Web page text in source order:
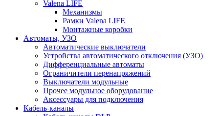
Valena LIFE
Механизмы
Рамки Valena LIFE
Монтажные коробки
Автоматы, УЗО
Автоматические выключатели
Устройства автоматического отключения (УЗО)
Дифференциальные автоматы
Ограничители перенапряжений
Выключатели модульные
Прочее модульное оборудование
Аксессуары для подключения
Кабель-каналы